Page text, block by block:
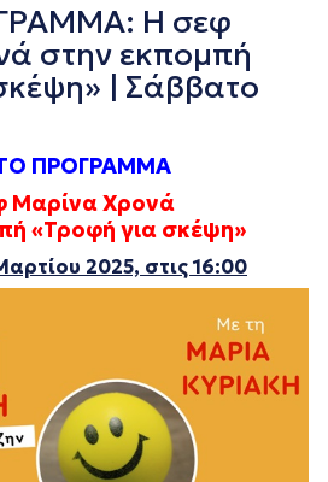
Η σεφ
στην εκπομπή
| Σάββατο
ΠΡΟΓΡΑΜΜΑ
Μαρίνα Χρονά
«Τροφή για σκέψη»
2025, στις 16:00